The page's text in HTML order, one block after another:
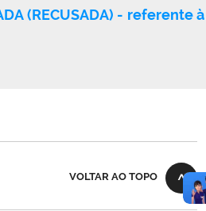
(RECUSADA) - referente à
VOLTAR AO TOPO